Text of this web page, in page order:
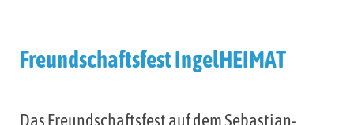
Freundschaftsfest IngelHEIMAT
Das Freundschaftsfest auf dem Sebastian-